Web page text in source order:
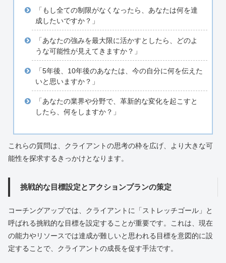
「もし全ての制限がなくなったら、あなたは何を達
成したいですか？」
「あなたの強みを最大限に活かすとしたら、どのよ
うな可能性が見えてきますか？」
「5年後、10年後のあなたは、今の自分に何を伝えた
いと思いますか？」
「あなたの業界や分野で、革新的な変化を起こすと
したら、何をしますか？」
これらの質問は、クライアントの思考の枠を広げ、より大きな可
能性を探求するきっかけとなります。
挑戦的な目標設定とアクションプランの策定
コーチングアップでは、クライアントに「ストレッチゴール」と
呼ばれる挑戦的な目標を設定することが重要です。これは、現在
の能力やリソースでは達成が難しいと思われる目標を意図的に設
定することで、クライアントの成長を促す手法です。